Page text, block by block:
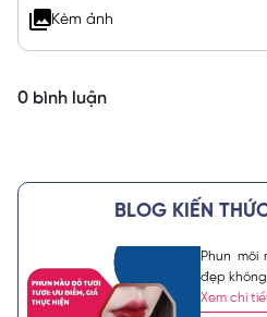
Kèm ảnh
0 bình luận
BLOG KIẾN
Phun
đẹp
Xem chi